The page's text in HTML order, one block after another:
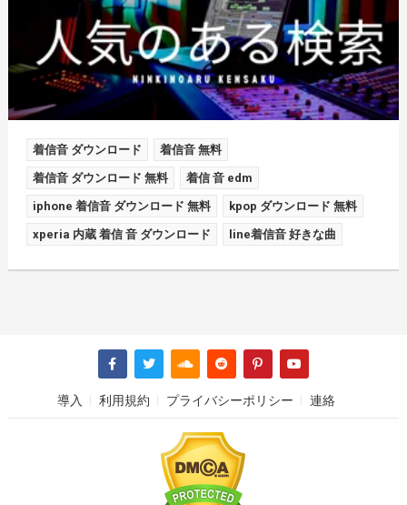
着信音 ダウンロード 着信音 無料
着信音 ダウンロード 無料 着信 音 edm
iphone 着信音 ダウンロード 無料 kpop ダウンロード 無料
xperia 内蔵 着信 音 ダウンロード line着信音 好きな曲
導入 利用規約 プライバシーポリシー 連絡